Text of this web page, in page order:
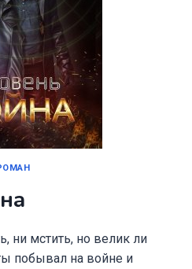
ни мстить, но велик ли
побывал на войне и